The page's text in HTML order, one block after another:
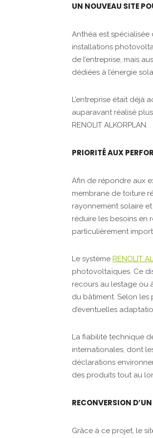
UN NOUVEAU SITE
Anthéa est
installations
de l’entreprise, mais
dédiées à l’énergie
L’entreprise était déjà
auparavant réalisé
RENOLIT ALKORPLAN.
PRIORITÉ AUX
Afin de répondre aux
membrane de toiture
rayonnement solaire
réduire les besoins en
particulièrement
Le système RENOLIT
photovoltaïques. Ce
recours au lestage ou
du bâtiment. Selon les
d’éventuelles
La fiabilité technique
internationales, dont
déclarations
des produits tout au
RECONVERSION
Grâce à ce projet, le